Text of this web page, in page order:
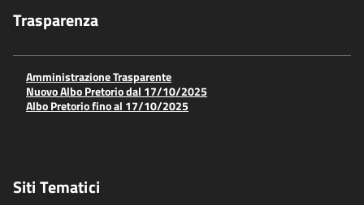
Trasparenza
Amministrazione Trasparente
Nuovo Albo Pretorio dal 17/10/2025
Albo Pretorio fino al 17/10/2025
Siti Tematici